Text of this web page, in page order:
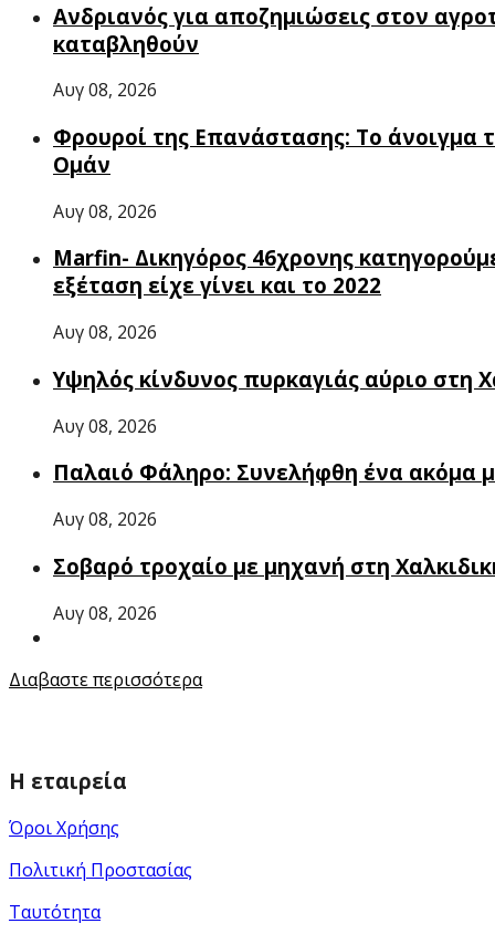
Ανδριανός για αποζημιώσεις στον
καταβληθούν
Αυγ 08, 2026
Φρουροί της Επανάστασης: Το άνοιγμα
Ομάν
Αυγ 08, 2026
Marfin- Δικηγόρος 46χρονης
εξέταση είχε γίνει και το 2022
Αυγ 08, 2026
Υψηλός κίνδυνος πυρκαγιάς αύριο στη
Αυγ 08, 2026
Παλαιό Φάληρο: Συνελήφθη ένα ακόμα
Αυγ 08, 2026
Σοβαρό τροχαίο με μηχανή στη
Αυγ 08, 2026
Διαβαστε περισσότερα
Η εταιρεία
Όροι Χρήσης
Πολιτική Προστασίας
Ταυτότητα